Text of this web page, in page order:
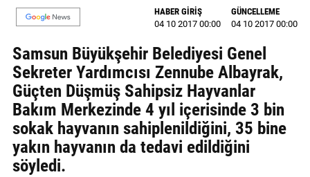
SAĞLIK
EĞİTİM
GALERİ
VİDEO
YAZARLAR
HABER GİRİŞ
04 10 2017 00:00
GÜNCELLEME
04 10 2017 00:00
Samsun Büyükşehir Belediyesi Genel
Sekreter Yardımcısı Zennube Albayrak,
Güçten Düşmüş Sahipsiz Hayvanlar
Bakım Merkezinde 4 yıl içerisinde 3 bin
sokak hayvanın sahiplenildiğini, 35 bine
yakın hayvanın da tedavi edildiğini
söyledi.